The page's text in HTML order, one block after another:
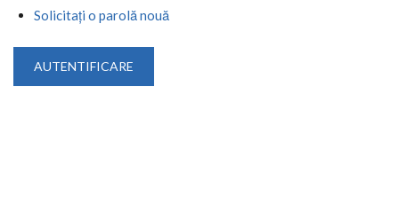
Solicitaţi o parolă nouă